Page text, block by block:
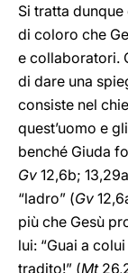
Si tratta
di coloro che
e collaboratori.
di dare una
consiste nel
quest’uomo e
benché Giuda
Gv 12,6b;
“ladro” (Gv
più che Gesù
lui: “Guai a
tradito!” (Mt